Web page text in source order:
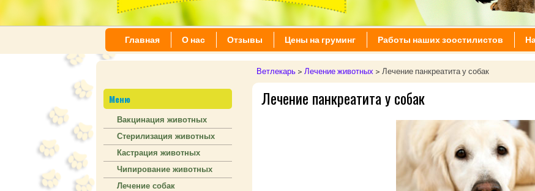
Главная О нас Отзывы Цены на груминг Работы наших зоостилистов
Ветлекарь > Лечение животных > Лечение панкреатита у собак
Лечение панкреатита у собак
Меню
Вакцинация животных
Стерилизация животных
Кастрация животных
Чипирование животных
Лечение собак